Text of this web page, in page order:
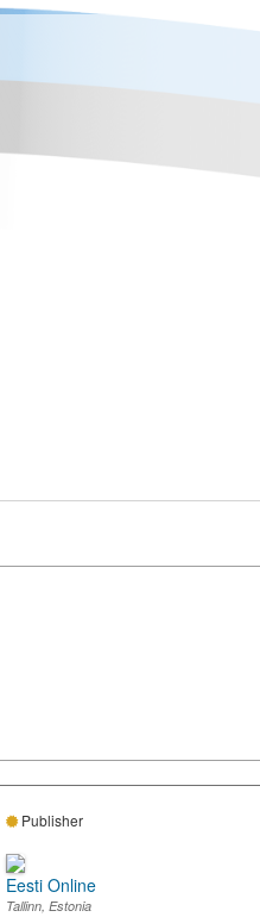
Publisher
Eesti Online
Tallinn, Estonia